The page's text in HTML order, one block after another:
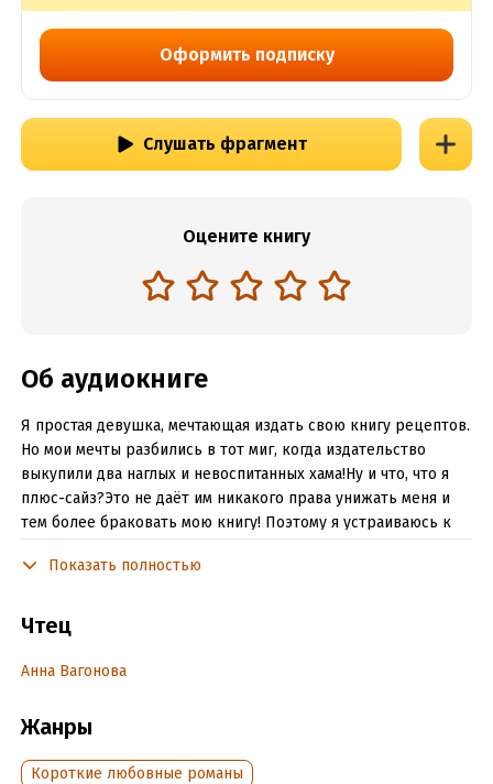
Оформить подписку
Слушать фрагмент
Оцените книгу
Об аудиокниге
Я простая девушка, мечтающая издать свою книгу рецептов.
Но мои мечты разбились в тот миг, когда издательство
выкупили два наглых и невоспитанных хама!Ну и что, что я
плюс-сайз?Это не даёт им никакого права унижать меня и
тем более браковать мою книгу! Поэтому я устраиваюсь к
Держитесь, несносные боссы! Рыжая булочка вышла на
есть:Нежная пышечка!Напористые мужчины!Много
мужчинами!
Подробная информация
Дата написания: 24 июня 2025
Показать полностью
Чтец
Анна Вагонова
Жанры
Короткие любовные романы